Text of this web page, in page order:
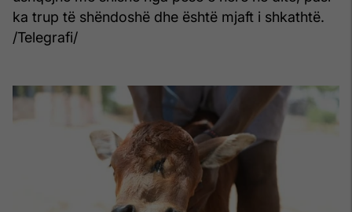
ka trup të shëndoshë dhe është mjaft i shkathtë.
/Telegrafi/